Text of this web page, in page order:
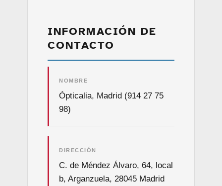
INFORMACIÓN DE
CONTACTO
NOMBRE
Ópticalia, Madrid (914 27 75
98)
DIRECCIÓN
C. de Méndez Álvaro, 64, local
b, Arganzuela, 28045 Madrid